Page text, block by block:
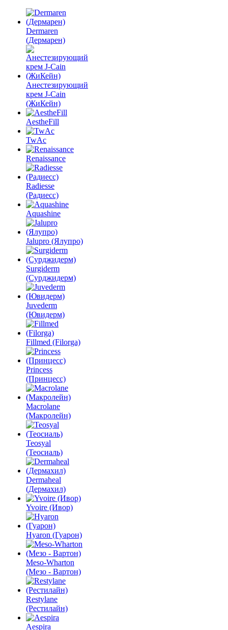
Dermaren
(Дермарен)
Анестезирующий
крем J-Cain
(ЖиКейн)
AestheFill
TwAc
Renaissance
Radiesse
(Радиесс)
Aquashine
Jalupro (Ялупро)
Surgiderm
(Сурджидерм)
Juvederm
(Ювидерм)
Fillmed (Filorga)
Princess
(Принцесс)
Macrolane
(Макролейн)
Teosyal
(Теосиаль)
Dermaheal
(Дермахил)
Yvoire (Ивор)
Hyaron (Гуарон)
Meso-Wharton
(Мезо - Вартон)
Restylane
(Рестилайн)
Aespira